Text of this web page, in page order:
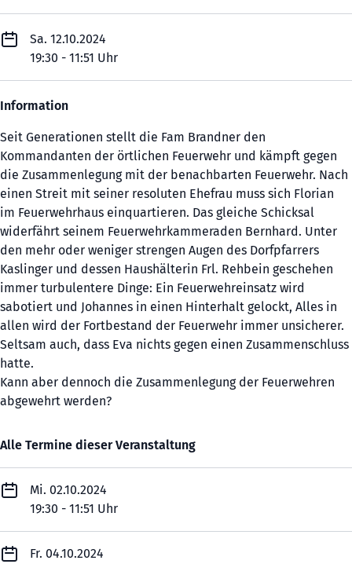
Sa. 12.10.2024
19:30 - 11:51 Uhr
Information
Seit Generationen stellt die Fam Brandner den
Kommandanten der örtlichen Feuerwehr und kämpft gegen
die Zusammenlegung mit der benachbarten Feuerwehr. Nach
einen Streit mit seiner resoluten Ehefrau muss sich Florian
im Feuerwehrhaus einquartieren. Das gleiche Schicksal
widerfährt seinem Feuerwehrkammeraden Bernhard. Unter
den mehr oder weniger strengen Augen des Dorfpfarrers
Kaslinger und dessen Haushälterin Frl. Rehbein geschehen
immer turbulentere Dinge: Ein Feuerwehreinsatz wird
sabotiert und Johannes in einen Hinterhalt gelockt, Alles in
allen wird der Fortbestand der Feuerwehr immer unsicherer.
Seltsam auch, dass Eva nichts gegen einen Zusammenschluss
hatte.
Kann aber dennoch die Zusammenlegung der Feuerwehren
abgewehrt werden?
Alle Termine dieser Veranstaltung
Mi. 02.10.2024
19:30 - 11:51 Uhr
Fr. 04.10.2024